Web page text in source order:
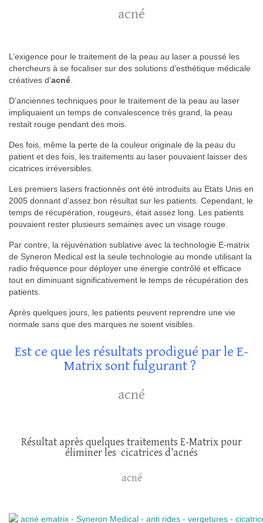
acné
L’exigence pour le traitement de la peau au laser a poussé les
chercheurs à se focaliser sur des solutions d’esthétique médicale
créatives d’acné
D’anciennes techniques pour le traitement de la peau au laser
impliquaient un temps de convalescence très grand, la peau
restait rouge pendant des mois.
Des fois, même la perte de la couleur originale de la peau du
patient et des fois, les traitements au laser pouvaient laisser des
cicatrices irréversibles.
Les premiers lasers fractionnés ont été introduits au Etats Unis en
2005 donnant d’assez bon résultat sur les patients. Cependant, le
temps de récupération, rougeurs, était assez long. Les patients
pouvaient rester plusieurs semaines avec un visage rouge.
Par contre, la réjuvénation sublative avec la technologie E-matrix
de Syneron Medical est la seule technologie au monde utilisant la
radio fréquence pour déployer une énergie contrôlé et efficace
tout en diminuant significativement le temps de récupération des
patients.
Après quelques jours, les patients peuvent reprendre une vie
normale sans que des marques ne soient visibles.
Est ce que les résultats prodigué par le E-
Matrix sont fulgurant ?
acné
Résultat après quelques traitements E-Matrix pour
éliminer les cicatrices d’acnés
acné